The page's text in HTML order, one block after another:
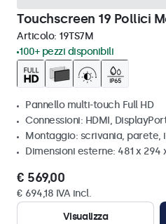
Touchscreen 19 Pollici
Articolo: 19TS7M
100+ pezzi disponibili
Pannello multi-touch Full HD
Connessioni: HDMI,
Montaggio: scrivania, parete,
Dimensioni esterne: 481 x 294
€ 569,00
€ 694,18 IVA incl.
Visualizza